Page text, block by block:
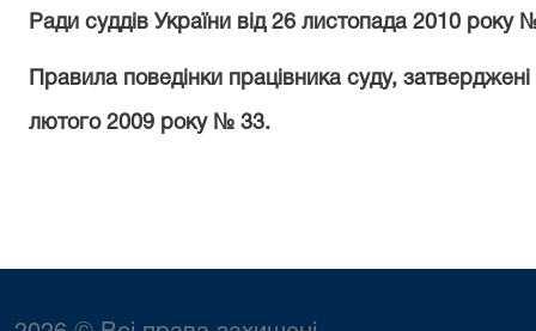
Ради суддів України від 26 листопада 2010
Правила поведінки працівника суду,
лютого 2009 року № 33.